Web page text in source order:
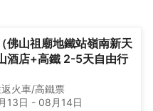
佛山祖廟地鐵站嶺南新天
酒店+高鐵 2-5天自由行
火車/高鐵票
13日 - 08月14日